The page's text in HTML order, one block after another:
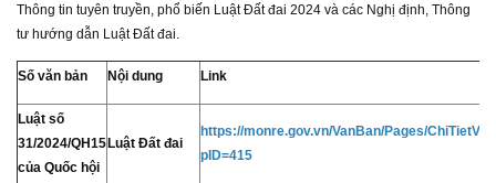
Thông tin tuyên truyền, phổ biến Luật Đất đai 2024 và các Nghị định, Thông
tư hướng dẫn Luật Đất đai.
Số văn bản Nội dung Link
Luật số
31/2024/QH15
của Quốc hội
Luật Đất đai
https://monre.gov.vn/VanBan/Pages/
pID=415